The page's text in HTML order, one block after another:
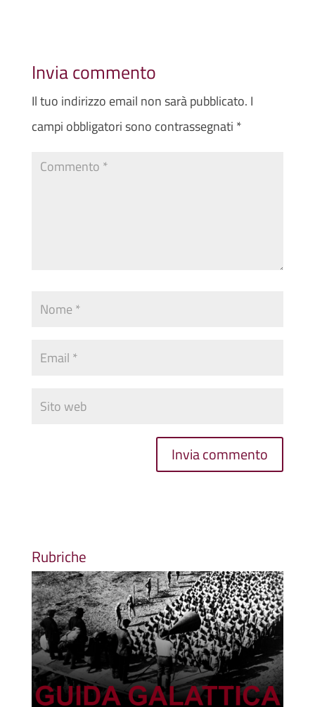
Invia commento
Il tuo indirizzo email non sarà pubblicato. I
campi obbligatori sono contrassegnati *
Rubriche